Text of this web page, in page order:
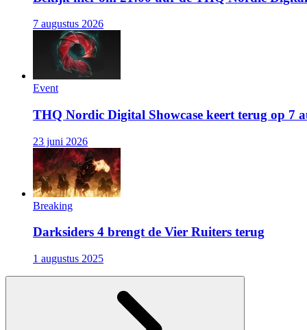
7 augustus 2026
Event
THQ Nordic Digital Showcase keert terug op 7
23 juni 2026
Breaking
Darksiders 4 brengt de Vier Ruiters terug
1 augustus 2025